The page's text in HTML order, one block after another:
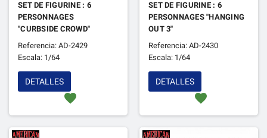
SET DE FIGURINE : 6
PERSONNAGES
"CURBSIDE CROWD"
Referencia: AD-2429
Escala: 1/64
favorite
DETALLES
SET DE FIGURINE : 6
PERSONNAGES "HANGING
OUT 3"
Referencia: AD-2430
Escala: 1/64
favorite
DETALLES